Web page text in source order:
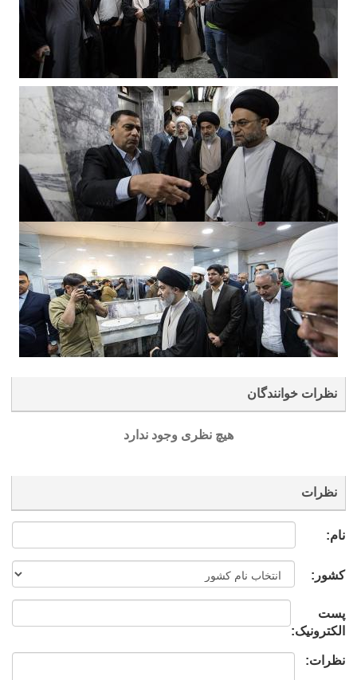
نظرات خوانندگان
هیچ نظری وجود ندارد
نظرات
نام:
کشور:
پست
الکترونیک:
نظرات: